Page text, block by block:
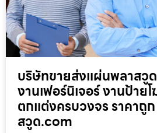
บริษัทขายส่งแผ่นพลาสวู
งานเฟอร์นิเจอร์ งานป้าย
ตกแต่งครบวงจร ราคาถู
สวูด.com